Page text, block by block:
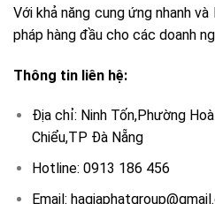
Với khả năng cung ứng nhanh
pháp hàng đầu cho các doanh
Thông tin liên hệ:
Địa chỉ: Ninh Tốn,Phường
Chiểu,TP Đà Nẵng
Hotline: 0913 186 456
Email: